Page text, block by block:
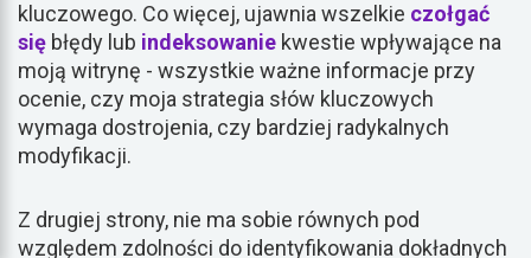
kluczowego. Co więcej, ujawnia wszelkie czołgać
się błędy lub indeksowanie kwestie wpływające na
moją witrynę - wszystkie ważne informacje przy
ocenie, czy moja strategia słów kluczowych
wymaga dostrojenia, czy bardziej radykalnych
modyfikacji.
Z drugiej strony, nie ma sobie równych pod
względem zdolności do identyfikowania dokładnych